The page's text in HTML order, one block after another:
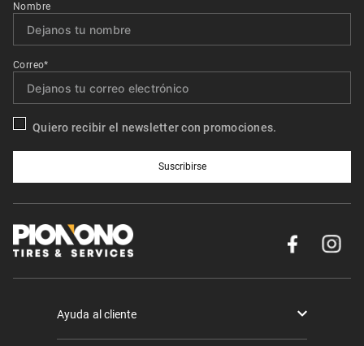
Nombre
Correo*
Quiero recibir el newsletter con promociones.
Suscribirse
Ayuda al cliente